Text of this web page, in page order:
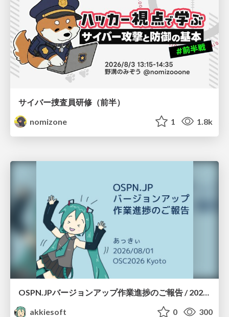
サイバー捜査員研修（前半）
nomizone
1 1.8k
OSPN.JPバージョンアップ作業進捗のご報告 / 20260801-osc26kyoto
akkiesoft
0 300